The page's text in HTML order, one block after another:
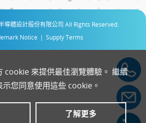
體設計股份有限公司 All Rights Reserved.
Notice | Supply Terms
cookie 來提供最佳瀏覽體驗。 繼續
您同意使用這些 cookie。
了解更多